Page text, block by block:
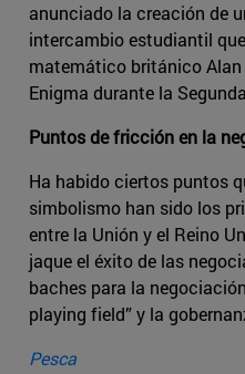
anunciado la creación de
intercambio estudiantil
matemático británico
Enigma durante la
Puntos de fricción en la
Ha habido ciertos puntos
simbolismo han sido los
entre la Unión y el Reino
jaque el éxito de las
baches para la
playing field” y la
Pesca